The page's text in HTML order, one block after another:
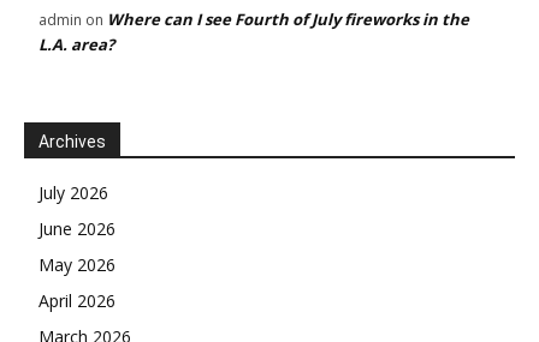
admin on Where can I see Fourth of July fireworks in the
L.A. area?
Archives
July 2026
June 2026
May 2026
April 2026
March 2026